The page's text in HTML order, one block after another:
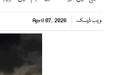
ویب ڈیسک April 07, 2026